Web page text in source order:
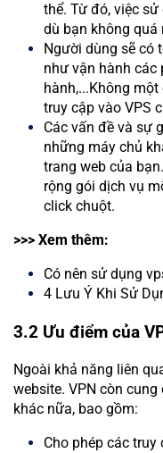
thể. Từ đó, việc
dù bạn không quá
Người dùng sẽ có
như vận hành các
hành,...Không
truy cập vào VPS
Các vấn đề và sự
những máy chủ
trang web của
rộng gói dịch vụ
click chuột.
>>> Xem thêm:
Có nên sử dụng
4 Lưu Ý Khi Sử
3.2 Ưu điểm của
Ngoài khả năng liên
website. VPN còn
khác nữa, bao gồm:
Cho phép các